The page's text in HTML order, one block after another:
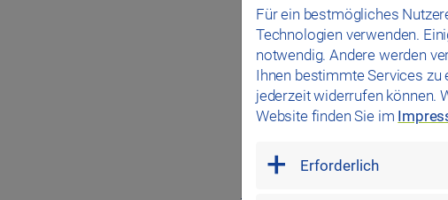
Nutzungsbeginn
Bemerkung
Für ein bestmögliches
Technologien verwenden.
notwendig. Andere werden
Ihnen bestimmte Services zu
jederzeit widerrufen können.
Website finden Sie im
Erforderlich